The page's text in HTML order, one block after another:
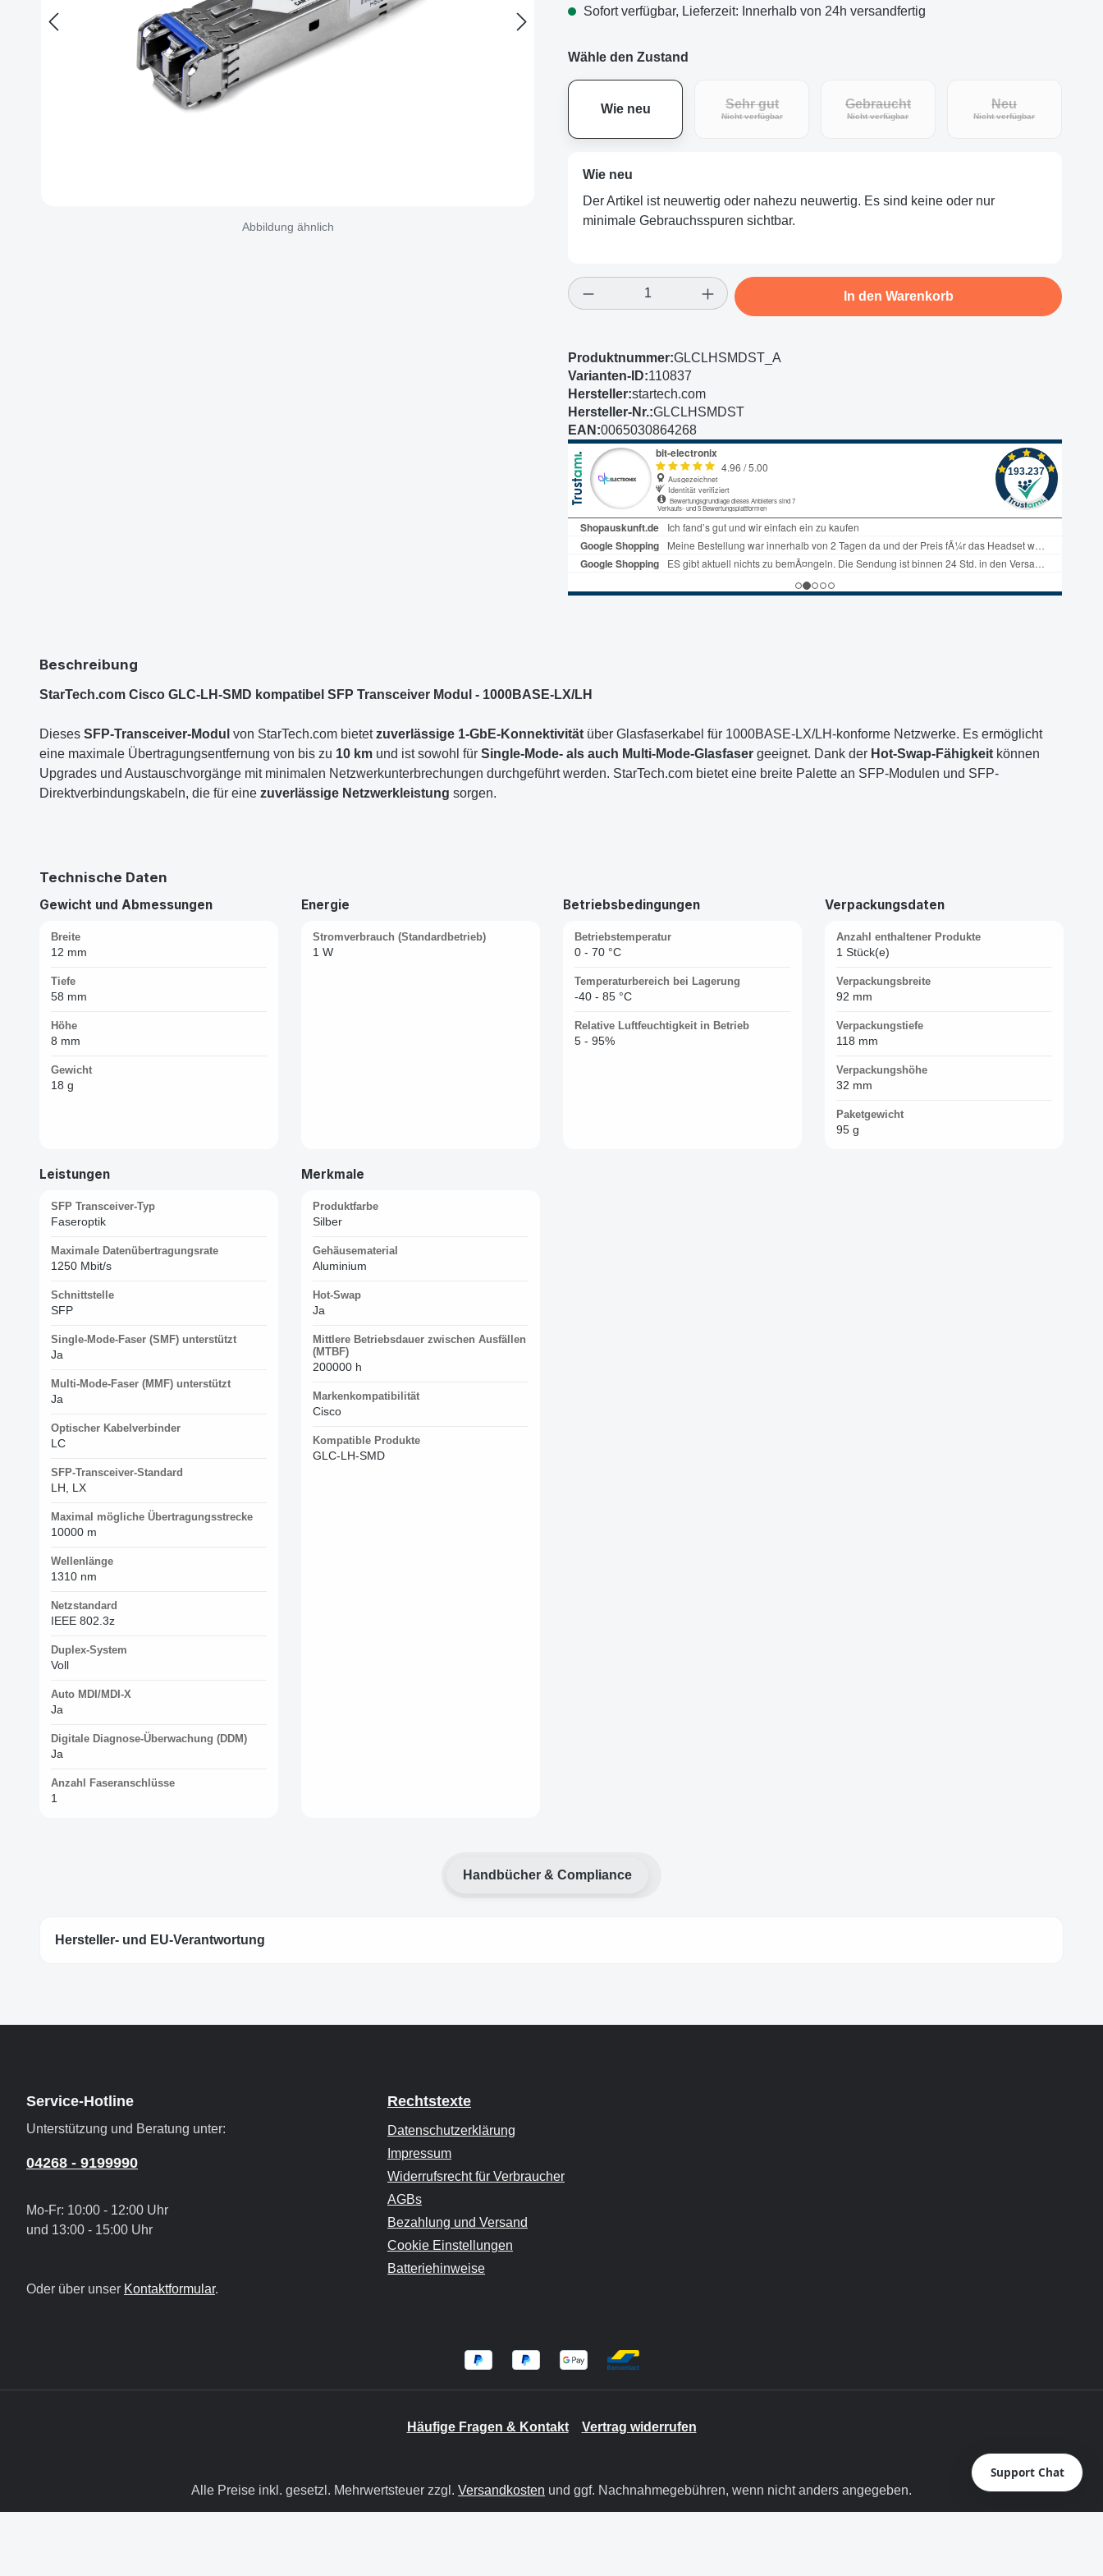
Abbildung ähnlich
Sofort verfügbar, Lieferzeit: Innerhalb von 24h versandfertig
Wähle den Zustand
Wie neu Sehr gut
Nicht verfügbar(Diese Option ist zurzeit nicht verfügbar.)
Gebraucht
Nicht verfügbar(Diese Option ist zurzeit nicht verfügbar.)
Neu
Nicht verfügbar(Diese Option ist
Wie neu
Der Artikel ist neuwertig oder nahezu neuwertig. Es sind keine oder nur
minimale Gebrauchsspuren sichtbar.
Produkt Anzahl: Gib den gewünschten Wert ein oder
In den Warenkorb
Produktnummer:GLCLHSMDST_A
Varianten-ID:110837
Hersteller:startech.com
Hersteller-Nr.:GLCLHSMDST
EAN:0065030864268
Beschreibung
StarTech.com Cisco GLC-LH-SMD kompatibel SFP Transceiver Modul - 1000BASE-LX/LH
Dieses SFP-Transceiver-Modul von StarTech.com bietetzuverlässige 1-GbE-Konnektivität über Glasfaserkabel für 1000BASE-LX/LH-konforme Netzwerke. Es ermöglicht
eine maximale Übertragungsentfernung von bis zu 10 km und ist sowohl für Single-Mode- als auch Multi-Mode-Glasfaser geeignet. Dank der Hot-Swap-Fähigkeit können
Upgrades und Austauschvorgänge mit minimalen Netzwerkunterbrechungen durchgeführt werden. StarTech.com bietet eine breite Palette an SFP-Modulen und SFP-
Direktverbindungskabeln, die für eine zuverlässige Netzwerkleistung sorgen.
Technische Daten
Gewicht und Abmessungen
Breite
12 mm
Tiefe
58 mm
Höhe
8 mm
Gewicht
18 g
Energie
Stromverbrauch (Standardbetrieb)
1 W
Betriebsbedingungen
Betriebstemperatur
0 - 70 °C
Temperaturbereich bei Lagerung
-40 - 85 °C
Relative Luftfeuchtigkeit in Betrieb
5 - 95%
Verpackungsdaten
Anzahl enthaltener Produkte
1 Stück(e)
Verpackungsbreite
92 mm
Verpackungstiefe
118 mm
Verpackungshöhe
32 mm
Paketgewicht
95 g
Leistungen
SFP Transceiver-Typ
Faseroptik
Maximale Datenübertragungsrate
1250 Mbit/s
Schnittstelle
SFP
Single-Mode-Faser (SMF) unterstützt
Ja
Multi-Mode-Faser (MMF) unterstützt
Ja
Optischer Kabelverbinder
LC
SFP-Transceiver-Standard
LH, LX
Maximal mögliche Übertragungsstrecke
10000 m
Wellenlänge
1310 nm
Netzstandard
IEEE 802.3z
Duplex-System
Voll
Auto MDI/MDI-X
Ja
Digitale Diagnose-Überwachung (DDM)
Ja
Anzahl Faseranschlüsse
1
Merkmale
Produktfarbe
Silber
Gehäusematerial
Aluminium
Hot-Swap
Ja
Mittlere Betriebsdauer zwischen Ausfällen
(MTBF)
200000 h
Markenkompatibilität
Cisco
Kompatible Produkte
GLC-LH-SMD
Handbücher & Compliance
Hersteller- und EU-Verantwortung
Service-Hotline
Unterstützung und Beratung unter:
04268 - 9199990
Mo-Fr: 10:00 - 12:00 Uhr
und 13:00 - 15:00 Uhr
Oder über unser Kontaktformular.
Rechtstexte
Datenschutzerklärung
Impressum
Widerrufsrecht für Verbraucher
AGBs
Bezahlung und Versand
Cookie Einstellungen
Batteriehinweise
Häufige Fragen & Kontakt Vertrag widerrufen
Alle Preise inkl. gesetzl. Mehrwertsteuer zzgl. Versandkosten und ggf. Nachnahmegebühren, wenn nicht anders angegeben.
Support Chat